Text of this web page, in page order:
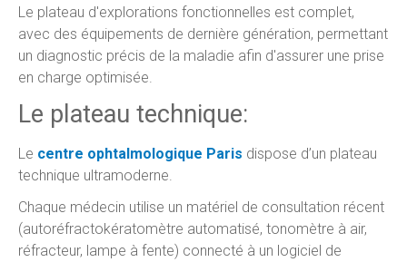
Le plateau d'explorations fonctionnelles est complet,
avec des équipements de dernière génération, permettant
un diagnostic précis de la maladie afin d'assurer une prise
en charge optimisée.
Le plateau technique:
Le centre ophtalmologique Paris dispose d’un plateau
technique ultramoderne.
Chaque médecin utilise un matériel de consultation récent
(autoréfractokératomètre automatisé, tonomètre à air,
réfracteur, lampe à fente) connecté à un logiciel de